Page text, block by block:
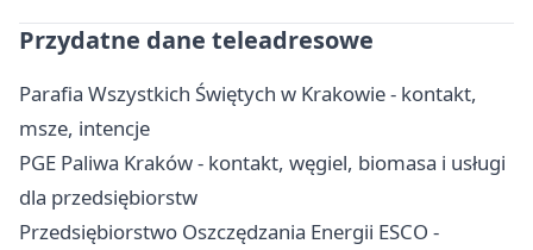
Przydatne dane teleadresowe
Parafia Wszystkich Świętych w Krakowie - kontakt,
msze, intencje
PGE Paliwa Kraków - kontakt, węgiel, biomasa i usługi
dla przedsiębiorstw
Przedsiębiorstwo Oszczędzania Energii ESCO -